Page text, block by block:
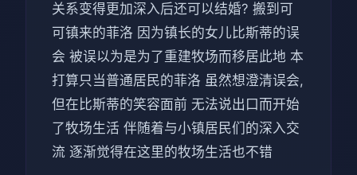
关系变得更加深入后还可以结婚? 搬到可
可镇来的菲洛 因为镇长的女儿比斯蒂的误
会 被误以为是为了重建牧场而移居此地 本
打算只当普通居民的菲洛 虽然想澄清误会,
但在比斯蒂的笑容面前 无法说出口而开始
了牧场生活 伴随着与小镇居民们的深入交
流 逐渐觉得在这里的牧场生活也不错